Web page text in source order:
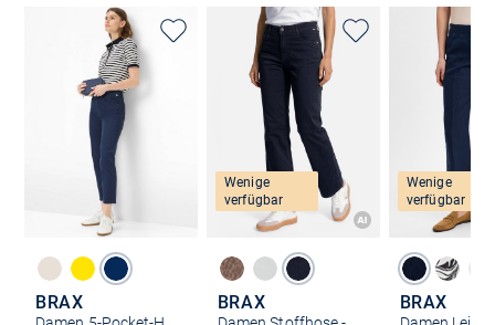
BRAX
Wenige
verfügbar
BRAX
Wenige
verfügbar
BRAX